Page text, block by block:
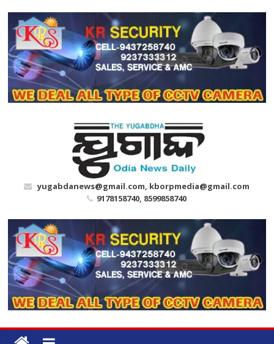
content
yugabdanews@gmail.com, kborpmedia@gmail.com
9178158740, 8599858740